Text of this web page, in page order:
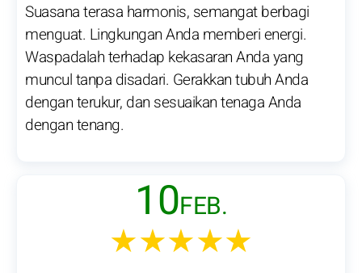
Suasana terasa harmonis, semangat berbagi
menguat. Lingkungan Anda memberi energi.
Waspadalah terhadap kekasaran Anda yang
muncul tanpa disadari. Gerakkan tubuh Anda
dengan terukur, dan sesuaikan tenaga Anda
dengan tenang.
10FEB.
★★★★★